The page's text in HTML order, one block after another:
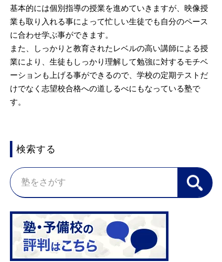
基本的には個別指導の授業を進めていきますが、映像授
業も取り入れる事によって忙しい生徒でも自分のペース
に合わせ学ぶ事ができます。
また、しっかりと教育されたレベルの高い講師による授
業により、生徒もしっかり理解して勉強に対するモチベ
ーションも上げる事ができるので、学校の定期テストだ
けでなく志望校合格への道しるべにもなっている塾で
す。
検索する